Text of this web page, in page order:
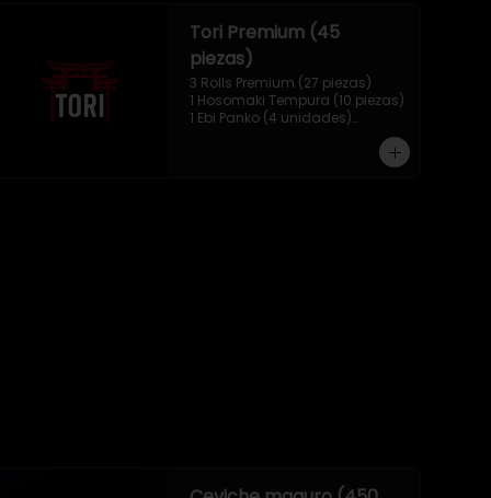
Tori Premium (45
piezas)
3 Rolls Premium (27 piezas)
1 Hosomaki Tempura (10 piezas)
1 Ebi Panko (4 unidades)